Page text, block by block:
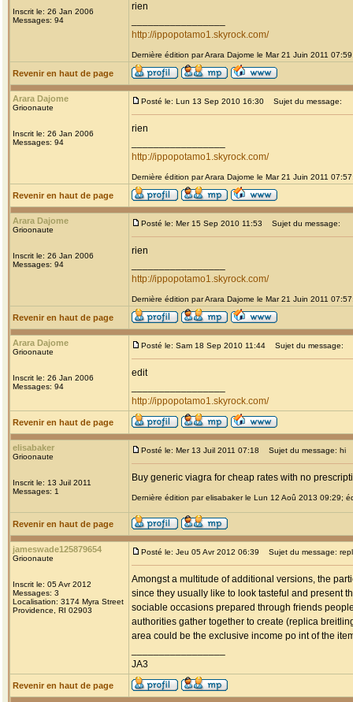
Inscrit le: 26 Jan 2006
Messages: 94
rien
http://ippopotamo1.skyrock.com/
Dernière édition par Arara Dajome le Mar 21 Juin 2011
Revenir en haut de page
Arara Dajome
Grioonaute
Inscrit le: 26 Jan 2006
Messages: 94
Posté le: Lun 13 Sep 2010 16:30 Sujet du message:
rien
http://ippopotamo1.skyrock.com/
Dernière édition par Arara Dajome le Mar 21 Juin 2011
Revenir en haut de page
Arara Dajome
Grioonaute
Inscrit le: 26 Jan 2006
Messages: 94
Posté le: Mer 15 Sep 2010 11:53 Sujet du message:
rien
http://ippopotamo1.skyrock.com/
Dernière édition par Arara Dajome le Mar 21 Juin 2011
Revenir en haut de page
Arara Dajome
Grioonaute
Inscrit le: 26 Jan 2006
Messages: 94
Posté le: Sam 18 Sep 2010 11:44 Sujet du message:
edit
http://ippopotamo1.skyrock.com/
Revenir en haut de page
elisabaker
Grioonaute
Inscrit le: 13 Juil 2011
Messages: 1
Posté le: Mer 13 Juil 2011 07:18 Sujet du message: hi
Buy generic viagra for cheap rates with no
Dernière édition par elisabaker le Lun 12 Aoû 2013 09:29;
Revenir en haut de page
jameswade125879654
Grioonaute
Inscrit le: 05 Avr 2012
Messages: 3
Localisation: 3174 Myra Street
Providence, RI 02903
Posté le: Jeu 05 Avr 2012 06:39 Sujet du message:
Amongst a multitude of additional versions, the
since they usually like to look tasteful and present
sociable occasions prepared through friends
authorities gather together to create (replica
area could be the exclusive income po int of the
JA3
Revenir en haut de page